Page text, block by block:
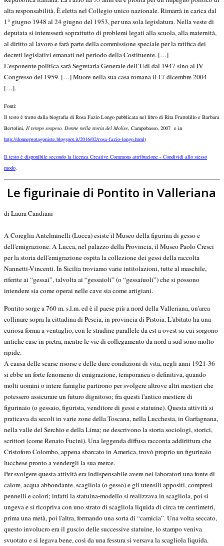
alta responsabilità. È eletta nel Collegio unico nazionale. Rimarrà in carica dal
1° giugno 1948 al 24 giugno del 1953, per una sola legislatura. Nella veste di
deputata si interesserà soprattutto di problemi legati alla scuola, alla maternità,
al diritto al lavoro e farà parte della commissione speciale per la ratifica dei
decreti legislativi emanati nel periodo della Costituente. […]
L’esponente politica sarà Segretaria Generale dell’Udi dal 1947 sino al IV
Congresso del 1959. […] Muore nella sua casa romana il 17 dicembre 2004
[…].
Fonti:
Il testo è tratto dalla biografia di Rosa Fazio Longo pubblicata nel libro di Rita Frattolillo e Barbara
Bertolini, Il tempo sospeso. Donne nella storia del Molise, Campobasso, 2007 e in
http://donneprotagoniste.blogspot.it/2016/02/rosa-fazio-longo.html)
Il testo è disponibile secondo la licenza Creative Commons attribuzione - Condividi allo stesso
modo.
Le figurinaie di Pontito in Valleriana
di Laura Candiani
A Coreglia Antelminelli (Lucca) esiste il Museo della figurina di gesso e
dell'emigrazione. A Lucca, nel palazzo della Provincia, il Museo Paolo Cresci
per la storia dell'emigrazione ospita la collezione dei gessi della raccolta
Nannetti-Vincenti. In Sicilia troviamo varie intitolazioni, tutte al maschile,
riferite ai “gessai”, talvolta ai “gessaioli” (o “gessaiuoli”) che si possono
intendere sia come operai nelle cave sia come artigiani.
Pontito sorge a 760 m. s.l.m. ed è il paese più a nord della Valleriana, un'area
collinare sopra la cittadina di Pescia, in provincia di Pistoia. L'abitato ha una
curiosa forma a ventaglio, con le stradine parallele da est a ovest su cui sorgono
antiche case in pietra, mentre le vie di collegamento da nord a sud sono molto
ripide.
A causa delle scarse risorse e delle dure condizioni di vita, negli anni 1921-36
si ebbe un forte fenomeno di emigrazione, temporanea o definitiva, quando
molti uomini o intere famiglie partirono per svolgere altrove altri mestieri che
potessero assicurare un futuro dignitoso; fra questi l'antico mestiere di
figurinaio (o gessaio, figurista, venditore di gessi e statuine). Questa attività si
praticava da secoli in varie zone della Toscana, nella Lucchesia, in Garfagnana,
nella valle del Serchio e della Lima; ne descrivono la storia sociologi, storici,
scrittori (come Renato Fucini). Una leggenda diffusa racconta addirittura che
Cristoforo Colombo, appena sbarcato in America, trovò proprio un figurinaio
lucchese pronto a vendergli la sua merce.
Per svolgere questa attività era indispensabile avere nei laboratori una fonte di
calore, acqua abbondante, scagliola (o gesso) e gli utensili appositi, compresi
pennelli e colori; infatti la statuina-modello si realizzava in scagliola, poi si
ungeva e si ricopriva con uno strato di scagliola liquida di circa tre centimetri,
prima una metà, poi l'altra, formando una sorta di “camicia”. Una volta seccato,
questo involucro era il guscio delle successive statuine, lo stampo veniva
svuotato e si legava bene, così da una fessura si versava la scagliola liquida.